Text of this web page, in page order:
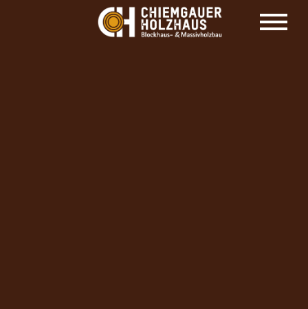
HOLZHAUS HERSTELLER CHIEMGAUER
HOLZHAUS